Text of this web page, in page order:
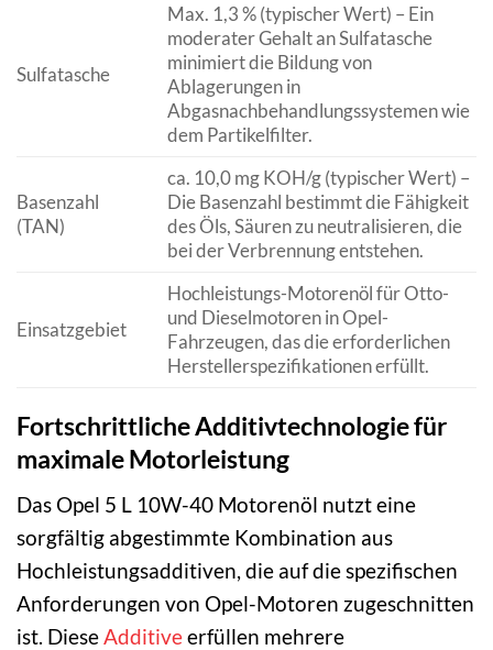
Sulfatasche
Max. 1,3 % (typischer Wert) – Ein
moderater Gehalt an Sulfatasche
minimiert die Bildung von
Ablagerungen in
Abgasnachbehandlungssystemen wie
dem Partikelfilter.
Basenzahl
(TAN)
ca. 10,0 mg KOH/g (typischer Wert) –
Die Basenzahl bestimmt die Fähigkeit
des Öls, Säuren zu neutralisieren, die
bei der Verbrennung entstehen.
Einsatzgebiet
Hochleistungs-Motorenöl für Otto-
und Dieselmotoren in Opel-
Fahrzeugen, das die erforderlichen
Herstellerspezifikationen erfüllt.
Fortschrittliche Additivtechnologie für
maximale Motorleistung
Das Opel 5 L 10W-40 Motorenöl nutzt eine
sorgfältig abgestimmte Kombination aus
Hochleistungsadditiven, die auf die spezifischen
Anforderungen von Opel-Motoren zugeschnitten
ist. DieseAdditiveerfüllen mehrere